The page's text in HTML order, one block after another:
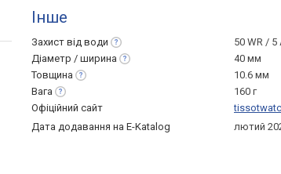
Інше
Захист від води
50 WR / 5
Діаметр / ширина
40 мм
Товщина
10.6 мм
Вага
160 г
Офіційний сайт
Дата додавання на E-Katalog
лютий